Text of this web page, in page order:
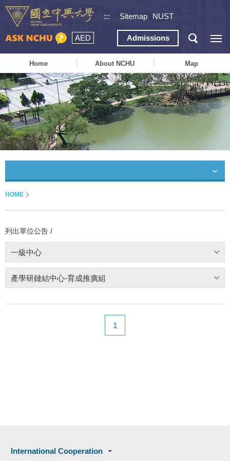
::: Sitemap NUST
AED Admissions
Home About NCHU Map
HOME
列出單位公告 /
一級中心
產學研鏈結中心-育成推廣組
1
International Cooperation